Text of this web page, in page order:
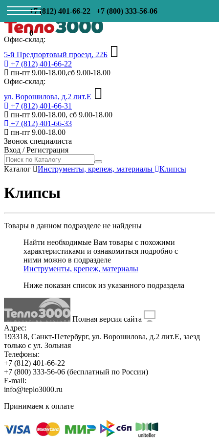
+7 (812) 401-66-22 +7 (800) 333-56-06
0
Офис-склад:
5-й Предпортовый проезд, 22Б
+7 (812) 401-66-22
пн-пт 9.00-18.00,сб 9.00-18.00
Офис-склад:
ул. Ворошилова, д.2 лит.Е
+7 (812) 401-66-31
пн-пт 9.00-18.00, сб 9.00-18.00
+7 (812) 401-66-33
пн-пт 9.00-18.00
Звонок специалиста
Вход /Регистрация
Каталог Инструменты, крепеж, материалы Клипсы
Клипсы
Товары в данном подразделе не найдены
Найти необходимые Вам товары с похожими
характеристиками и ознакомиться подробно с
ними можно в подразделе
Инструменты, крепеж, материалы
Ниже показан список из указанного подраздела
Полная версия сайта
Адрес:
193318, Санкт-Петербург, ул. Ворошилова, д.2 лит.Е, заезд
только с ул. Зольная
Телефоны:
+7 (812) 401-66-22
+7 (800) 333-56-06 (бесплатный по России)
E-mail:
info@teplo3000.ru
Принимаем к оплате